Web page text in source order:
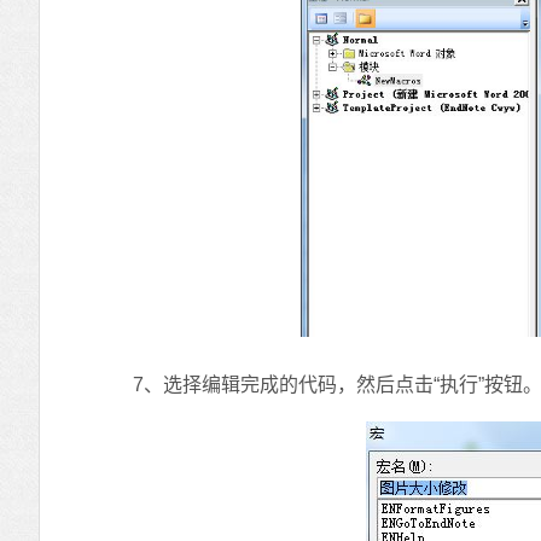
7、选择编辑完成的代码，然后点击“执行”按钮。